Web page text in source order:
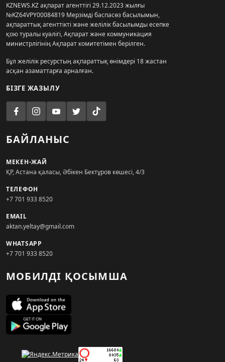
KZNEWS.KZ ақпарат агенттігі 29.12.2023 жылғы
№KZ64VPY00084819 Мерзімді баспасөз басылымын,
ақпараттық агенттікті және желілік басылымды есепке
қою туралы куәлігі, Ақпарат және коммуникация
министрлігінің Ақпарат комитетімен берілген.
Бұл желілік ресурстың ақпараттық өнімдері 18 жастан
асқан азаматтарға арналған.
БІЗГЕ ЖАЗЫЛУ
БАЙЛАНЫС
МЕКЕН-ЖАЙ
ҚР, Астана қаласы, Әбікен Бектұров көшесі, 4/3
ТЕЛЕФОН
+7 701 933 8520
EMAIL
aktan.yeltay@gmail.com
WHATSAPP
+7 701 933 8520
МОБИЛДІ ҚОСЫМША